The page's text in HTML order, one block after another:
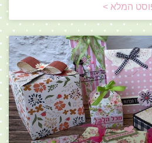
המלא >